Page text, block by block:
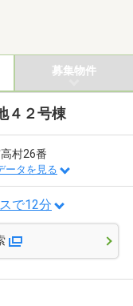
募集物件
４２号棟
村26番
ータを見る
で12分